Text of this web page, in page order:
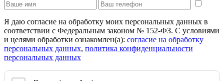
Я даю согласие на обработку моих персональных данных в
соответствии с Федеральным законом № 152-ФЗ. С условиями
и целями обработки ознакомлен(а): cогласие на обработку
персональных данных, политика конфиденциальности
персональных данных